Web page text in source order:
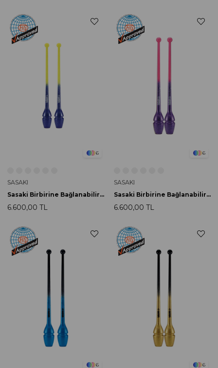
6
SASAKI
Sasaki Birbirine Bağlanabilir Labut 44cm M-34GH-F LMYxCOBU
6.600,00 TL
6
SASAKI
Sasaki Birbirine Bağlanabilir Labut 44cm M-34GH-F FRPxPP
6.600,00 TL
6 6